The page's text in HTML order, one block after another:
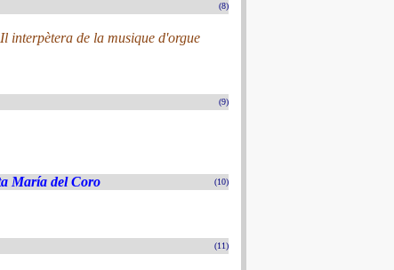
(8)
interpètera de la musique d'orgue
(9)
María del Coro (10)
(11)